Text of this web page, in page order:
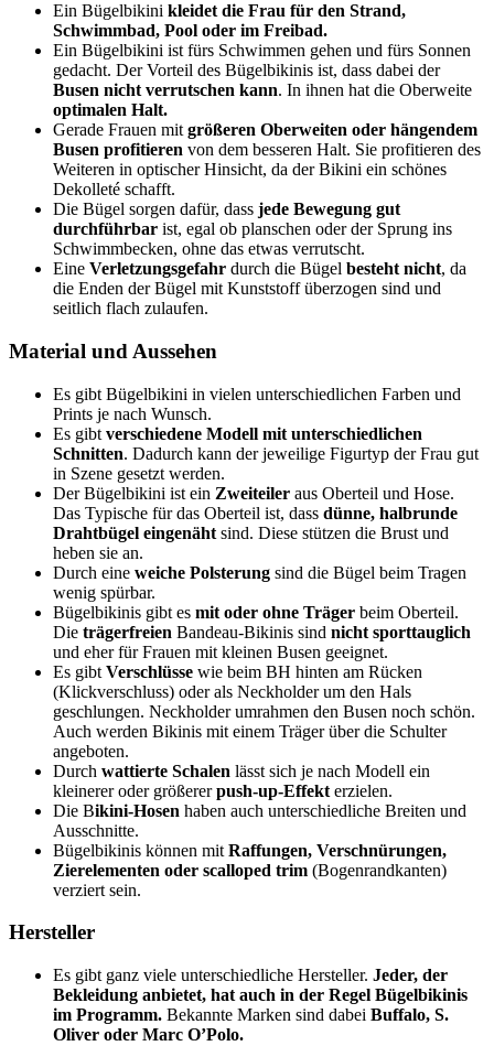
Ein Bügelbikini kleidet die Frau für den Strand,
Schwimmbad, Pool oder im Freibad.
Ein Bügelbikini ist fürs Schwimmen gehen und fürs Sonnen
gedacht. Der Vorteil des Bügelbikinis ist, dass dabei der
Busen nicht verrutschen kann. In ihnen hat die Oberweite
optimalen Halt.
Gerade Frauen mit größeren Oberweiten oder hängendem
Busen profitieren von dem besseren Halt. Sie profitieren des
Weiteren in optischer Hinsicht, da der Bikini ein schönes
Dekolleté schafft.
Die Bügel sorgen dafür, dass jede Bewegung gut
durchführbar ist, egal ob planschen oder der Sprung ins
Schwimmbecken, ohne das etwas verrutscht.
Eine Verletzungsgefahr durch die Bügel besteht nicht, da
die Enden der Bügel mit Kunststoff überzogen sind und
seitlich flach zulaufen.
Material und Aussehen
Es gibt Bügelbikini in vielen unterschiedlichen Farben und
Prints je nach Wunsch.
Es gibt verschiedene Modell mit unterschiedlichen
Schnitten. Dadurch kann der jeweilige Figurtyp der Frau gut
in Szene gesetzt werden.
Der Bügelbikini ist ein Zweiteiler aus Oberteil und Hose.
Das Typische für das Oberteil ist, dass dünne, halbrunde
Drahtbügel eingenäht sind. Diese stützen die Brust und
heben sie an.
Durch eine weiche Polsterung sind die Bügel beim Tragen
wenig spürbar.
Bügelbikinis gibt es mit oder ohne Träger beim Oberteil.
Die trägerfreien Bandeau-Bikinis sind nicht sporttauglich
und eher für Frauen mit kleinen Busen geeignet.
Es gibt Verschlüsse wie beim BH hinten am Rücken
(Klickverschluss) oder als Neckholder um den Hals
geschlungen. Neckholder umrahmen den Busen noch schön.
Auch werden Bikinis mit einem Träger über die Schulter
angeboten.
Durch wattierte Schalen lässt sich je nach Modell ein
kleinerer oder größererpush-up-Effekt erzielen.
Die Bikini-Hosen haben auch unterschiedliche Breiten und
Ausschnitte.
Bügelbikinis können mit Raffungen, Verschnürungen,
Zierelementen oder scalloped trim (Bogenrandkanten)
verziert sein.
Hersteller
Es gibt ganz viele unterschiedliche Hersteller. Jeder, der
Bekleidung anbietet, hat auch in der Regel Bügelbikinis
im Programm. Bekannte Marken sind dabei Buffalo, S.
Oliver oder Marc O’Polo.